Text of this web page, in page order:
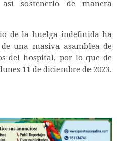
sostenerlo de manera
de la huelga indefinida ha
una masiva asamblea de
del hospital, por lo que de
11 de diciembre de 2023.